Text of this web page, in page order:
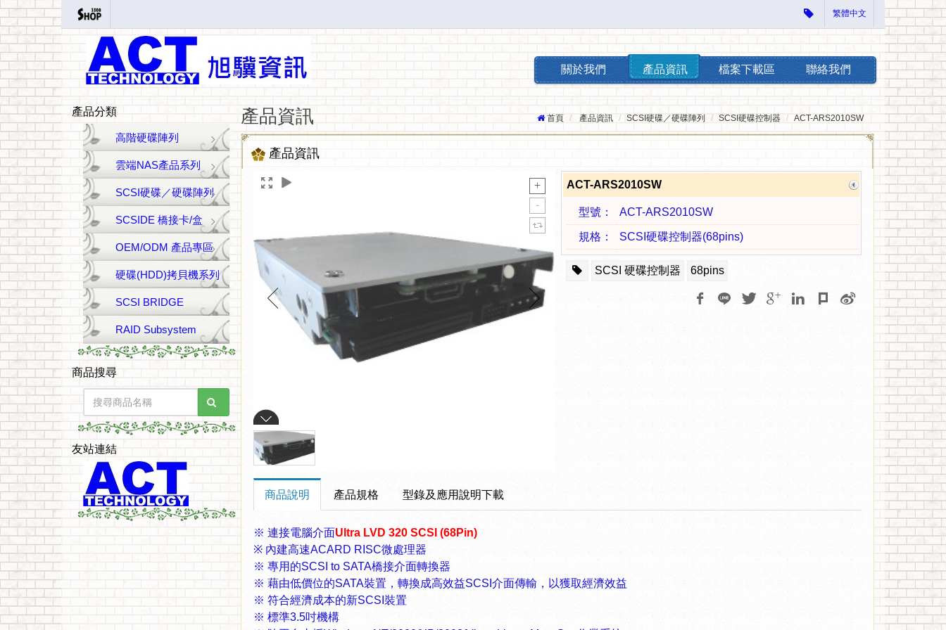
繁體中文
關於我們 產品資訊 檔案下載區 聯絡我們
產品分類
高階硬碟陣列
雲端NAS產品系列
SCSI硬碟／硬碟陣列
SCSIDE 橋接卡/盒
OEM/ODM 產品專區
硬碟(HDD)拷貝機系列
SCSI BRIDGE
RAID Subsystem
商品搜尋
友站連結
產品資訊 首頁 產品資訊 SCSI硬碟／硬碟陣列 SCSI硬碟控制器 ACT-ARS2010SW
產品資訊
ACT-ARS2010SW
型號： ACT-ARS2010SW
規格： SCSI硬碟控制器(68pins)
SCSI 硬碟控制器 68pins
商品說明 產品規格 型錄及應用說明下載
※ 連接電腦介面Ultra LVD 320 SCSI (68Pin)
※ 內建高速ACARD RISC微處理器
※ 專用的SCSI to SATA橋接介面轉換器
※ 藉由低價位的SATA裝置，轉換成高效益SCSI 介面傳輸，以獲取經濟效益
※ 符合經濟成本的新SCSI 裝置
※ 標準3.5吋機構